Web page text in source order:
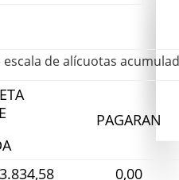
de alícuotas
PAGARAN
0,00